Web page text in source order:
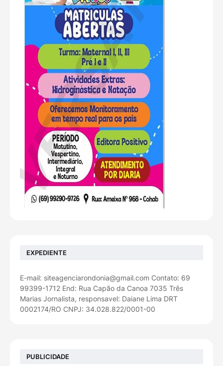
EXPEDIENTE
E-mail: siteagenciarondonia@gmail.com Contato: 69
99399-1712 End: Rua Capão da Canoa 7035 Três
Marias Jornalista, responsavel: Daiane Lima DRT
0002174/RO CNPJ: 34.028.822/0001-00
PUBLICIDADE